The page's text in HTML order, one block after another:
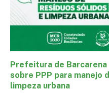
Prefeitura de
sobre PPP para manejo
limpeza urbana